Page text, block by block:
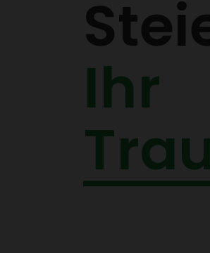
Ihr
Tra